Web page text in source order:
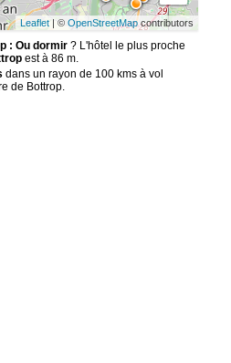
Leaflet | ©OpenStreetMapcontributors
: Ou dormir? L'hôtel le plus proche
est à 86 m.
dans un rayon de 100 kms à vol
de Bottrop.